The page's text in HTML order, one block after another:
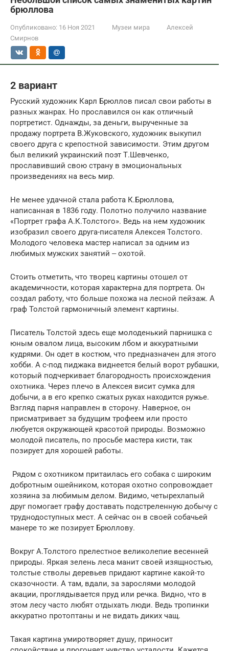
брюллова
Опубликовано: 16 Ноя 2021 Музеи мира
Алексей
Смирнов
2 вариант
Русский художник Карл Брюллов писал свои работы в
разных жанрах. Но прославился он как отличный
портретист. Однажды, за деньги, вырученные за
продажу портрета В.Жуковского, художник выкупил
своего друга с крепостной зависимости. Этим другом
был великий украинский поэт Т.Шевченко,
прославивший свою страну в эмоциональных
произведениях на весь мир.
Не менее удачной стала работа К.Брюллова,
написанная в 1836 году. Полотно получило название
«Портрет графа А.К.Толстого». Ведь на нем художник
изобразил своего друга-писателя Алексея Толстого.
Молодого человека мастер написал за одним из
любимых мужских занятий ‒ охотой.
Стоить отметить, что творец картины отошел от
академичности, которая характерна для портрета. Он
создал работу, что больше похожа на лесной пейзаж. А
граф Толстой гармоничный элемент картины.
Писатель Толстой здесь еще молоденький парнишка с
юным овалом лица, высоким лбом и аккуратными
кудрями. Он одет в костюм, что предназначен для этого
хобби. А с-под пиджака виднеется белый ворот рубашки,
который подчеркивает благородность происхождения
охотника. Через плечо в Алексея висит сумка для
добычи, а в его крепко сжатых руках находится ружье.
Взгляд парня направлен в сторону. Наверное, он
присматривает за будущим трофеем или просто
любуется окружающей красотой природы. Возможно
молодой писатель, по просьбе мастера кисти, так
позирует для хорошей работы.
Рядом с охотником притаилась его собака с широким
добротным ошейником, которая охотно сопровождает
хозяина за любимым делом. Видимо, четырехлапый
друг помогает графу доставать подстреленную добычу с
труднодоступных мест. А сейчас он в своей собачьей
манере то же позирует Брюллову.
Вокруг А.Толстого прелестное великолепие весенней
природы. Яркая зелень леса манит своей изящностью,
толстые стволы деревьев придают картине какой-то
сказочности. А там, вдали, за зарослями молодой
акации, проглядывается пруд или речка. Видно, что в
этом лесу часто любят отдыхать люди. Ведь тропинки
аккуратно протоптаны и не видать диких чащ.
Такая картина умиротворяет душу, приносит